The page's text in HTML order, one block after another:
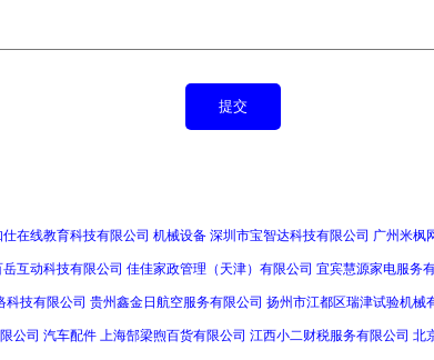
在线教育科技有限公司 机械设备 深圳市宝智达科技有限公司 广州米枫
互动科技有限公司 佳佳家政管理（天津）有限公司 宜宾慧源家电服务
科技有限公司 贵州鑫金日航空服务有限公司 扬州市江都区瑞津试验机械
公司 汽车配件 上海郜梁煦百货有限公司 江西小二财税服务有限公司 北